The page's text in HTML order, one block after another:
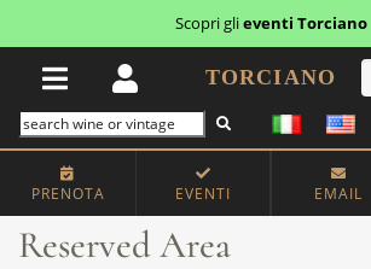
Scopri glieventi Torciano
TORCIANO
PRENOTA EVENTI EMAIL
Home Reserved Area
Reserved Area